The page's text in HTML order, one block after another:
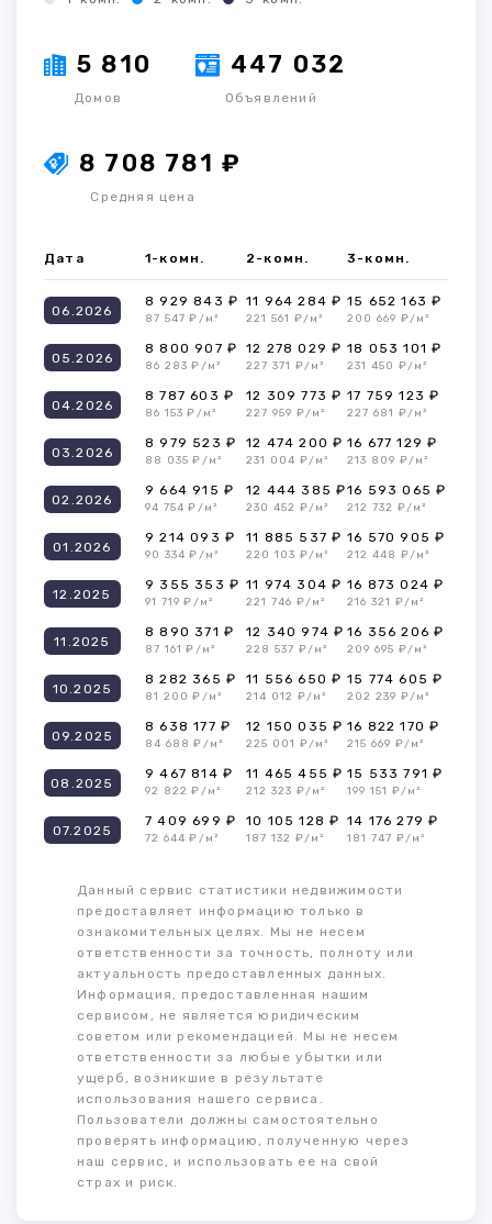
5 810
Домов
447 032
Объявлений
8 708 781 ₽
Средняя цена
Дата 1-комн. 2-комн. 3-комн.
06.2026
8 929 843 ₽
87 547 ₽/м²
11 964 284 ₽
221 561 ₽/м²
15 652 163 ₽
200 669 ₽/м²
05.2026
8 800 907 ₽
86 283 ₽/м²
12 278 029 ₽
227 371 ₽/м²
18 053 101 ₽
231 450 ₽/м²
04.2026
8 787 603 ₽
86 153 ₽/м²
12 309 773 ₽
227 959 ₽/м²
17 759 123 ₽
227 681 ₽/м²
03.2026
8 979 523 ₽
88 035 ₽/м²
12 474 200 ₽
231 004 ₽/м²
16 677 129 ₽
213 809 ₽/м²
02.2026
9 664 915 ₽
94 754 ₽/м²
12 444 385 ₽
230 452 ₽/м²
16 593 065 ₽
212 732 ₽/м²
01.2026
9 214 093 ₽
90 334 ₽/м²
11 885 537 ₽
220 103 ₽/м²
16 570 905 ₽
212 448 ₽/м²
12.2025
9 355 353 ₽
91 719 ₽/м²
11 974 304 ₽
221 746 ₽/м²
16 873 024 ₽
216 321 ₽/м²
11.2025
8 890 371 ₽
87 161 ₽/м²
12 340 974 ₽
228 537 ₽/м²
16 356 206 ₽
209 695 ₽/м²
10.2025
8 282 365 ₽
81 200 ₽/м²
11 556 650 ₽
214 012 ₽/м²
15 774 605 ₽
202 239 ₽/м²
09.2025
8 638 177 ₽
84 688 ₽/м²
12 150 035 ₽
225 001 ₽/м²
16 822 170 ₽
215 669 ₽/м²
08.2025
9 467 814 ₽
92 822 ₽/м²
11 465 455 ₽
212 323 ₽/м²
15 533 791 ₽
199 151 ₽/м²
07.2025
7 409 699 ₽
72 644 ₽/м²
10 105 128 ₽
187 132 ₽/м²
14 176 279 ₽
181 747 ₽/м²
Данный сервис статистики недвижимости
предоставляет информацию только в
ознакомительных целях. Мы не несем
ответственности за точность, полноту или
актуальность предоставленных данных.
Информация, предоставленная нашим
сервисом, не является юридическим
советом или рекомендацией. Мы не несем
ответственности за любые убытки или
ущерб, возникшие в результате
использования нашего сервиса.
Пользователи должны самостоятельно
проверять информацию, полученную через
наш сервис, и использовать ее на свой
страх и риск.